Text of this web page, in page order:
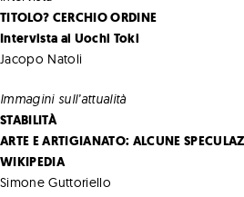
TITOLO? CERCHIO ORDINE
Intervista ai Uochi Toki
Jacopo Natoli
Immagini sull’attualità
STABILITÀ
ARTE E ARTIGIANATO: ALCUNE
WIKIPEDIA
Simone Guttoriello